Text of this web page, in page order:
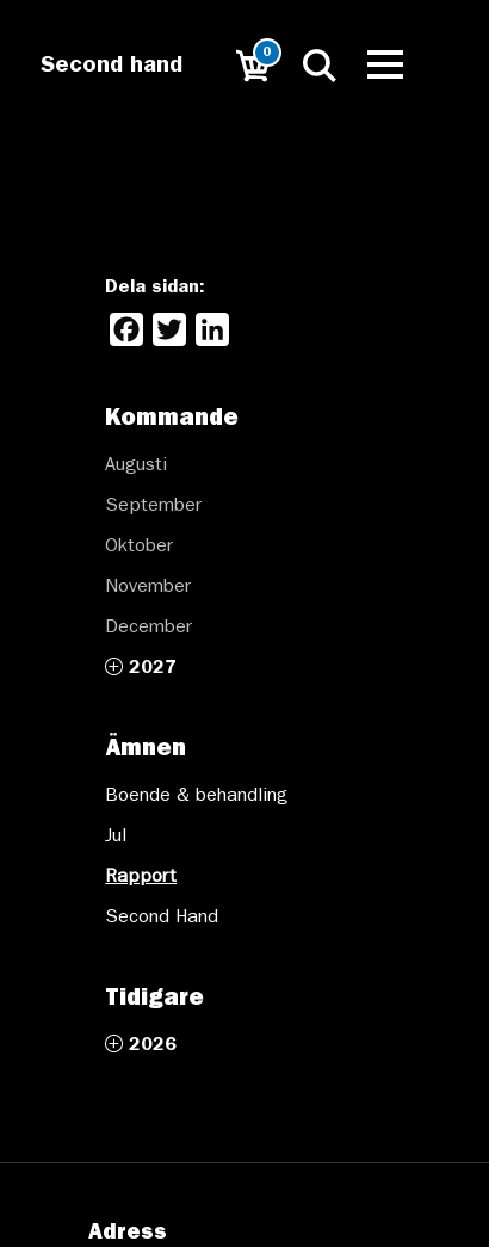
Second hand
0
Dela sidan:
Facebook
Twitter
Kommande
Augusti
September
Oktober
November
December
2027
Ämnen
Boende & behandling
Jul
Rapport
Second Hand
Tidigare
2026
Adress